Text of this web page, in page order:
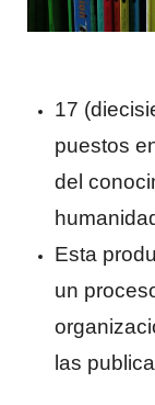
17
puestos
del
Esta
un
las